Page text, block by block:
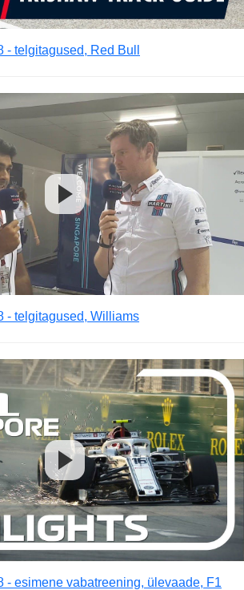
telgitagused, Red Bull
- telgitagused, Williams
- esimene vabatreening, ülevaade, F1